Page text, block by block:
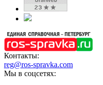
Контакты:
reg@ros-spravka.com
Мы в соцсетях: